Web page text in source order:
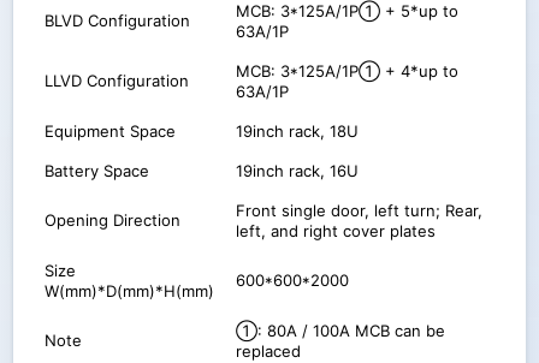
BLVD Configuration
MCB: 3*125A/1P① + 5*up to
63A/1P
LLVD Configuration
MCB: 3*125A/1P① + 4*up to
63A/1P
Equipment Space 19inch rack, 18U
Battery Space 19inch rack, 16U
Opening Direction
Front single door, left turn; Rear,
left, and right cover plates
Size
W(mm)*D(mm)*H(mm)
600*600*2000
Note
①: 80A / 100A MCB can be
replaced